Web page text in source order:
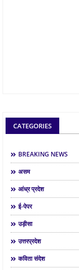
CATEGORIES
BREAKING NEWS
असम
आंध्र प्रदेश
ई-पेपर
उड़ीसा
उत्तरप्रदेश
कविता संदेश